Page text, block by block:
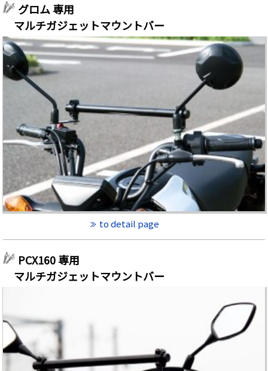
グロム 専用
マルチガジェットマウントバー
to detail page
PCX160 専用
マルチガジェットマウントバー